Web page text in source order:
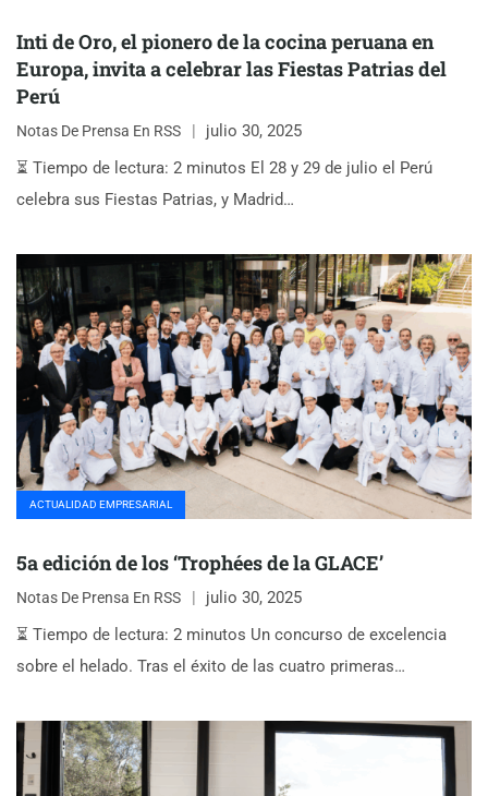
Inti de Oro, el pionero de la cocina peruana en
Europa, invita a celebrar las Fiestas Patrias del
Perú
Notas De Prensa En RSS
julio 30, 2025
⏳ Tiempo de lectura: 2 minutos El 28 y 29 de julio el Perú
celebra sus Fiestas Patrias, y Madrid…
ACTUALIDAD EMPRESARIAL
5a edición de los ‘Trophées de la GLACE’
Notas De Prensa En RSS
julio 30, 2025
⏳ Tiempo de lectura: 2 minutos Un concurso de excelencia
sobre el helado. Tras el éxito de las cuatro primeras…